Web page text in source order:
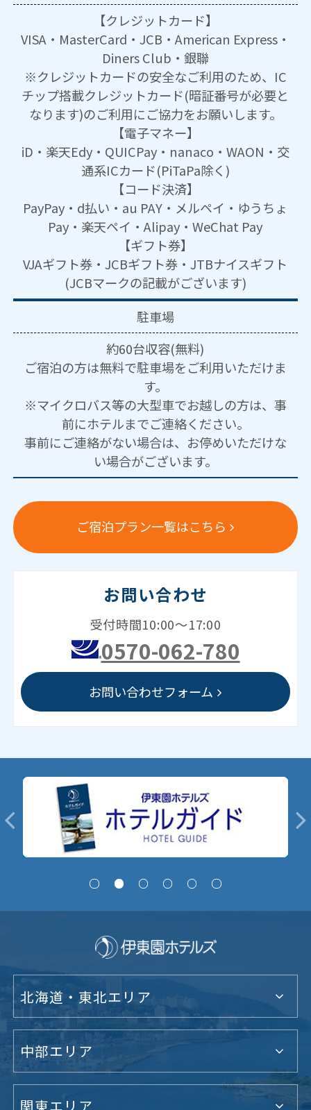
【クレジットカード】
VISA・MasterCard・JCB・American Express・
Diners Club・銀聯
※クレジットカードの安全なご利用のため、IC
チップ搭載クレジットカード(暗証番号が必要と
なります)のご利用にご協力をお願いします。
【電子マネー】
iD・楽天Edy・QUICPay・nanaco・WAON・交
通系ICカード(PiTaPa除く)
【コード決済】
PayPay・d払い・au PAY・メルペイ・ゆうちょ
Pay・楽天ペイ・Alipay・WeChat Pay
【ギフト券】
VJAギフト券・JCBギフト券・JTBナイスギフト
(JCBマークの記載がございます)
駐車場
約60台収容(無料)
ご宿泊の方は無料で駐車場をご利用いただけま
す。
※マイクロバス等の大型車でお越しの方は、事
前にホテルまでご連絡ください。
事前にご連絡がない場合は、お停めいただけな
い場合がございます。
ご宿泊プラン一覧はこちら
お問い合わせ
受付時間10:00～17:00
0570-062-780
お問い合わせフォーム
北海道・東北エリア
中部エリア
関東エリア